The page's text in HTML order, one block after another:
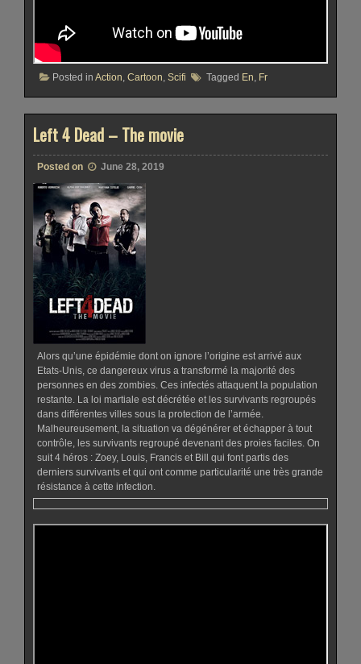
Posted in Action Cartoon Scifi Tagged En Fr
Left 4 Dead – The movie
Posted on June 28, 2019
Alors qu’une épidémie dont on ignore l’origine est arrivé aux
Etats-Unis, ce dangereux virus a transformé la majorité des
personnes en des zombies. Ces infectés attaquent la population
restante. La loi martiale est décrétée et les survivants regroupés
dans différentes villes sous la protection de l’armée.
Malheureusement, la situation va dégénérer et échapper à tout
contrôle, les survivants regroupé devenant des proies faciles. On
suit 4 héros : Zoey, Louis, Francis et Bill qui font partis des
derniers survivants et qui ont comme particularité une très grande
résistance à cette infection.